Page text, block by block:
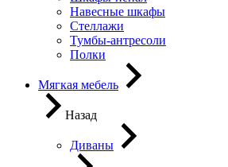
Навесные шкафы
Стеллажи
Тумбы-антресоли
Полки
Мягкая мебель
Назад
Диваны